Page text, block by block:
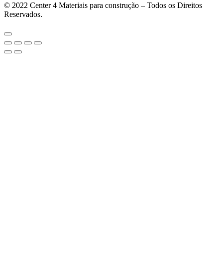
© 2022 Center 4 Materiais para construção – Todos os Direitos
Reservados.